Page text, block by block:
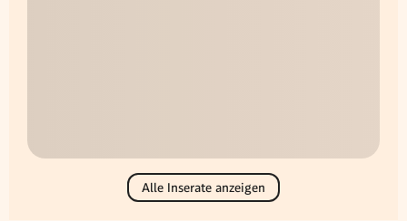
Alle Inserate anzeigen